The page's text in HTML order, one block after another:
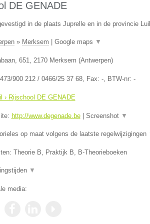
DE GENADE
in de plaats Juprelle en in de provincie
» Merksem Google maps ▼
651, 2170 Merksem (Antwerpen)
900 212 / 0466/25 37 68, Fax: -, BTW-nr: -
› Rijschool DE GENADE
http://www.degenade.be| Screenshot ▼
op maat volgens de laatste regelwijzigingen
Theorie B, Praktijk B, B-Theorieboeken
▼
media: